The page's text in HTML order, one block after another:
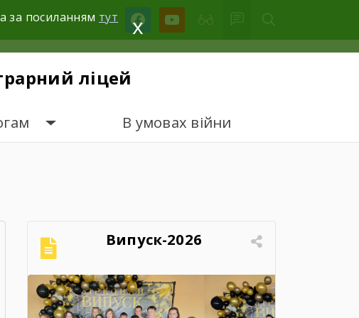
facebookyoutube
ліцей
В умовах війни
Випуск-2026
за посиланням тут x